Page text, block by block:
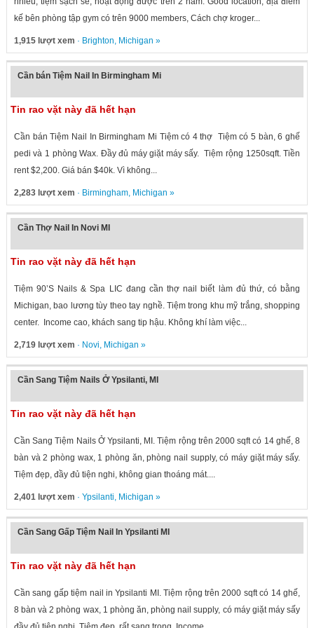
kế bên phòng tập gym có trên 9000 members, Cách chợ kroger...
1,915 lượt xem · Brighton, Michigan »
Cần bán Tiệm Nail In Birmingham Mi
Tin rao vặt này đã hết hạn
Cần bán Tiệm Nail In Birmingham Mi Tiệm có 4 thợ Tiệm có 5 bàn, 6 ghế
pedi và 1 phòng Wax. Đầy đủ máy giặt máy sấy. Tiệm rộng 1250sqft. Tiền
rent $2,200. Giá bán $40k. Vì không...
2,283 lượt xem · Birmingham, Michigan »
Cần Thợ Nail In Novi MI
Tin rao vặt này đã hết hạn
Tiệm 90’S Nails & Spa LIC đang cần thợ nail biết làm đủ thứ, có bằng
Michigan, bao lương tùy theo tay nghề. Tiệm trong khu mỹ trắng, shopping
center. Income cao, khách sang tip hậu. Không khí làm việc...
2,719 lượt xem · Novi, Michigan »
Cần Sang Tiệm Nails Ở Ypsilanti, MI
Tin rao vặt này đã hết hạn
Cần Sang Tiệm Nails Ở Ypsilanti, MI. Tiệm rộng trên 2000 sqft có 14 ghế, 8
bàn và 2 phòng wax, 1 phòng ăn, phòng nail supply, có máy giặt máy sấy.
Tiệm đẹp, đầy đủ tiện nghi, không gian thoáng mát....
2,401 lượt xem · Ypsilanti, Michigan »
Cần Sang Gấp Tiệm Nail In Ypsilanti MI
Tin rao vặt này đã hết hạn
Cần sang gấp tiệm nail in Ypsilanti MI. Tiệm rộng trên 2000 sqft có 14 ghế,
8 bàn và 2 phòng wax, 1 phòng ăn, phòng nail supply, có máy giặt máy sấy